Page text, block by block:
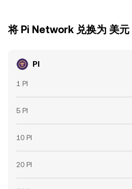
将 Pi Network 兑换为 美元
PI
1 PI
5 PI
10 PI
20 PI